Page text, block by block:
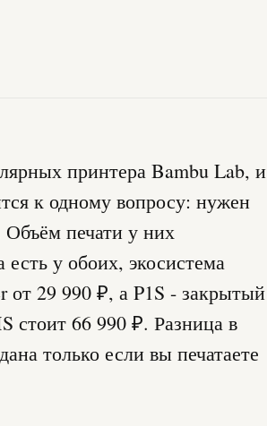
принтера Bambu Lab, и
к одному вопросу: нужен
печати у них
у обоих, экосистема
29 990 ₽, а P1S - закрытый
стоит 66 990 ₽. Разница в
только если вы печатаете